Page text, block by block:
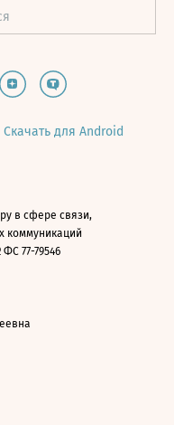
Скачать для Android
в сфере связи,
коммуникаций
77-79546